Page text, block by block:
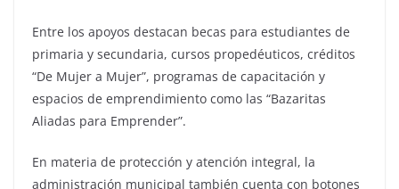
Entre los apoyos destacan becas para estudiantes de
primaria y secundaria, cursos propedéuticos, créditos
“De Mujer a Mujer”, programas de capacitación y
espacios de emprendimiento como las “Bazaritas
Aliadas para Emprender”.
En materia de protección y atención integral, la
administración municipal también cuenta con botones